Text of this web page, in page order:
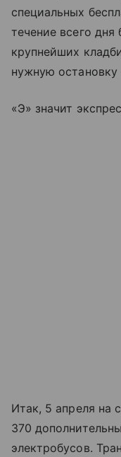
специальных
течение всего
крупнейших
нужную
«Э» значит
Итак, 5 апреля на
370
электробусов.